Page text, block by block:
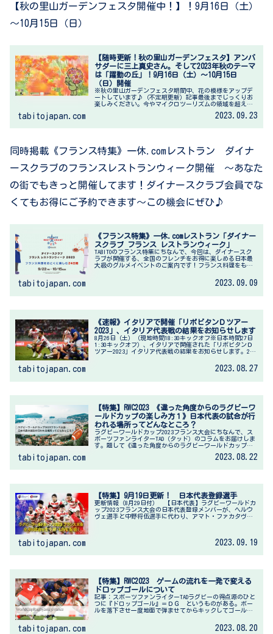
【秋の里山ガーデンフェスタ開催中！】！9月16日（土）
～10月15日（日）
【随時更新！秋の里山ガーデンフェスタ】アンバ
サダーに三上真史さん。そして2023年秋のテーマ
は「躍動の丘」！9月16日（土）～10月15日
（日）開催
※秋の里山ガーデンフェスタ期間中、花の模様をアップデ
ートしています♪（不定期更新）記事最後までじっくりお
楽しみください。今やマイクロツーリズムの領域を超え
tabitojapan.com 2023.09.23
同時掲載《フランス特集》一休.comレストラン ダイナ
ースクラブのフランスレストランウィーク開催 ～あなた
の街でもきっと開催してます！ダイナースクラブ会員でな
くてもお得にご予約できます～この機会にぜひ♪
《フランス特集》一休.comレストラン「ダイナー
スクラブ フランス レストランウィーク」
TABITOのフランス特集にちなんで、今回は、ダイナースク
ラブが開催する、全国のフレンチをお得に楽しめる日本最
大級のグルメイベントのご案内です！フランス料理をもっ
tabitojapan.com 2023.09.09
《速報》イタリアで開催「リポビタンＤツアー
2023」、イタリア代表戦の結果をお知らせします
8月26日（土）（現地時間18:30キックオフ※日本時間27日
1:30キックオフ）、イタリアで開催された「リポビタンＤ
ツアー2023」イタリア代表戦の結果をお知らせします。21-
tabitojapan.com 2023.08.27
【特集】RWC2023 《違った角度からのラグビーワ
ールドカップの楽しみ方１》日本代表の試合が行
われる場所ってどんなところ？
ラグビーワールドカップ2023フランス大会にちなんで、ス
ポーツファンライターTAD（タッド）のコラムをお届けしま
す。題して《違った角度からのラグビーワールドカップの
tabitojapan.com 2023.08.22
【特集】9月19日更新！ 日本代表登録選手
更新情報（8月29日付） 【日本代表】ラグビーワールドカ
ップ2023フランス大会の日本代表登録メンバーが、ヘルウ
ヴェ選手と中野将伍選手に代わり、アマト・ファカタヴァ
tabitojapan.com 2023.09.19
【特集】RWC2023 ゲームの流れを一発で変える
ドロップゴールについて
記事：スポーツファンライターTADラグビーの得点源のひと
つに『ドロップゴール』＝ＤＧ というものがある。ボー
ルを落下させ一度地面で弾ませてからキックしてゴールを
tabitojapan.com 2023.08.20